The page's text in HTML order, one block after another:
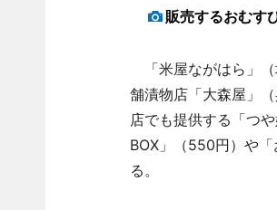
販売するおむす
「米屋ながはら」（
舗漬物店「大森屋」
店でも提供する「つ
BOX」（550円）や
る。